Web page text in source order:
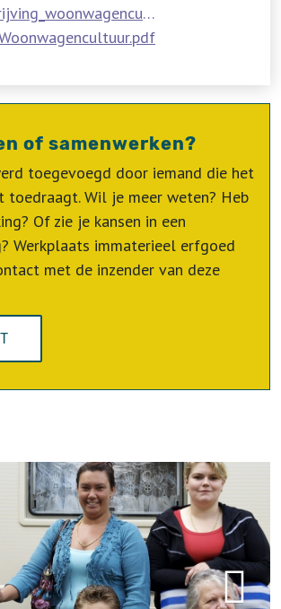
Omschrijving_woonwagencultuur.pdf
of samenwerken?
toegevoegd door iemand die het
toedraagt. Wil je meer weten? Heb
Of zie je kansen in een
Werkplaats immaterieel erfgoed
met de inzender van deze